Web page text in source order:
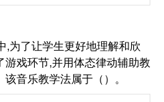
,为了让学生更好地理解和欣
戏环节,并用体态律动辅助教
音乐教学法属于（）。